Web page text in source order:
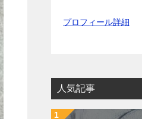
プロフィール詳細
人気記事